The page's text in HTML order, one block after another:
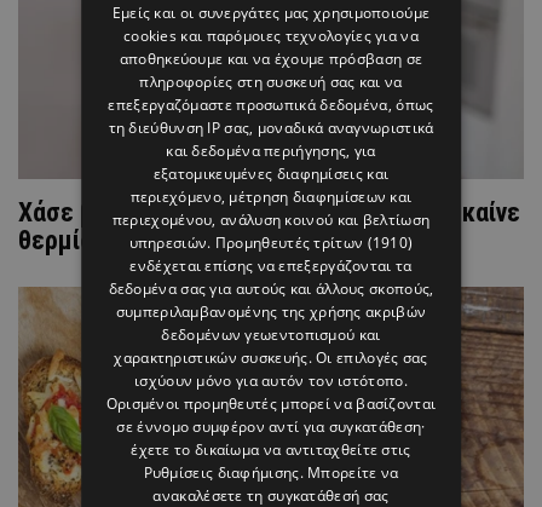
Χάσε βάρος χωρίς δίαιτα: 3 μυστικά που καίνε
θερμίδες χωρίς να κάνεις τίποτα!
Εμείς και οι συνεργάτες μας χρησιμοποιούμε
cookies και παρόμοιες τεχνολογίες για να
αποθηκεύουμε και να έχουμε πρόσβαση σε
πληροφορίες στη συσκευή σας και να
επεξεργαζόμαστε προσωπικά δεδομένα, όπως
τη διεύθυνση IP σας, μοναδικά αναγνωριστικά
και δεδομένα περιήγησης, για
εξατομικευμένες διαφημίσεις και
περιεχόμενο, μέτρηση διαφημίσεων και
περιεχομένου, ανάλυση κοινού και βελτίωση
υπηρεσιών. Προμηθευτές τρίτων (1910)
ενδέχεται επίσης να επεξεργάζονται τα
δεδομένα σας για αυτούς και άλλους σκοπούς,
συμπεριλαμβανομένης της χρήσης ακριβών
δεδομένων γεωεντοπισμού και
χαρακτηριστικών συσκευής. Οι επιλογές σας
ισχύουν μόνο για αυτόν τον ιστότοπο.
Ορισμένοι προμηθευτές μπορεί να βασίζονται
σε έννομο συμφέρον αντί για συγκατάθεση·
έχετε το δικαίωμα να αντιταχθείτε στις
Ρυθμίσεις διαφήμισης. Μπορείτε να
ανακαλέσετε τη συγκατάθεσή σας